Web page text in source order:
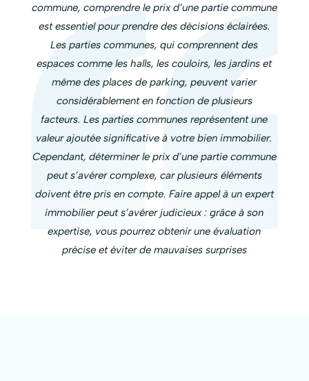
commune, comprendre le prix d’une partie commune
est essentiel pour prendre des décisions éclairées.
Lesparties communes, qui comprennent des
espaces comme les halls, les couloirs, les jardins et
même des places de parking, peuvent varier
considérablement en fonction de plusieurs
facteurs.Les parties communes représentent une
valeur ajoutée significative à votre bien immobilier.
Cependant, déterminer le prix d’une partie commune
peut s’avérer complexe, car plusieurs éléments
doivent être pris en compte. Faire appel à un expert
immobilier peut s’avérer judicieux : grâce à son
expertise, vous pourrez obtenir une évaluation
précise et éviter de mauvaises surprises